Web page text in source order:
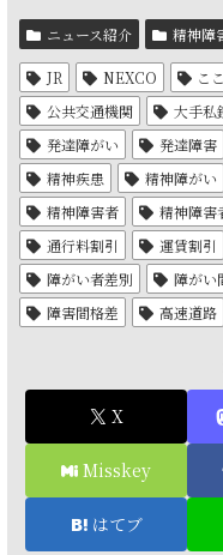
ニュース紹介 精神障
JR NEXCO こ
公共交通機関
大手私
発達障がい
発達障害
精神疾患
精神障がい
精神障害者
精神障害
通行料割引
運賃割引
障がい者差別
障がい
障害間格差
高速道路
X
Misskey
はてブ